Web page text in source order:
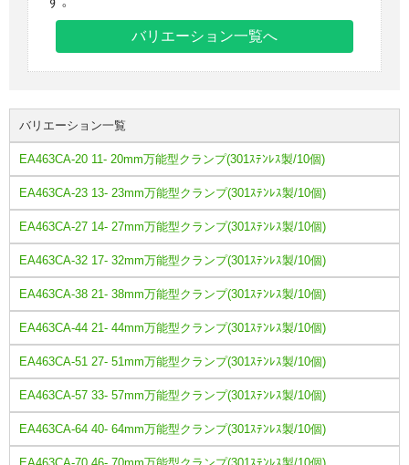
バリエーション一覧へ
バリエーション一覧
EA463CA-20 11- 20mm万能型クランプ(301ｽﾃﾝﾚｽ製/10個)
EA463CA-23 13- 23mm万能型クランプ(301ｽﾃﾝﾚｽ製/10個)
EA463CA-27 14- 27mm万能型クランプ(301ｽﾃﾝﾚｽ製/10個)
EA463CA-32 17- 32mm万能型クランプ(301ｽﾃﾝﾚｽ製/10個)
EA463CA-38 21- 38mm万能型クランプ(301ｽﾃﾝﾚｽ製/10個)
EA463CA-44 21- 44mm万能型クランプ(301ｽﾃﾝﾚｽ製/10個)
EA463CA-51 27- 51mm万能型クランプ(301ｽﾃﾝﾚｽ製/10個)
EA463CA-57 33- 57mm万能型クランプ(301ｽﾃﾝﾚｽ製/10個)
EA463CA-64 40- 64mm万能型クランプ(301ｽﾃﾝﾚｽ製/10個)